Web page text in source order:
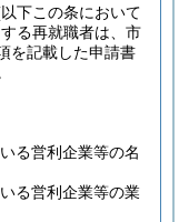
下この条において
る再就職者は、市
を記載した申請書
る営利企業等の名
る営利企業等の業